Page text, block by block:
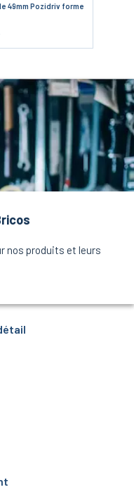
49mm Pozidriv forme
nos produits et leurs